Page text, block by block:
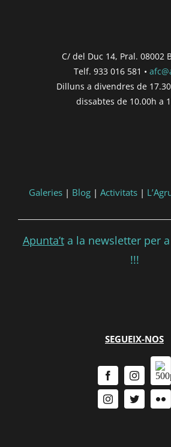
'DD/MM/YYYY') }}
Finalització de
formatDate(post.end,
'DD/MM/YYYY') }}
C/ del Duc 14, Pral. 08002
Telf. 933 016 581 •
Dilluns a divendres de
dissabtes de 10.00h a
Galeries| Blog| Activitats|
Apunta’ta la newsletter per a
!!!
SEGUEIX-NOS